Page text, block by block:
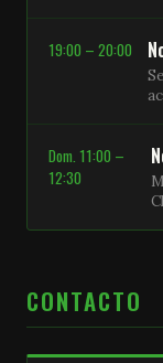
19:00 – 20:00
Dom. 11:00 –
12:30
CONTACTO